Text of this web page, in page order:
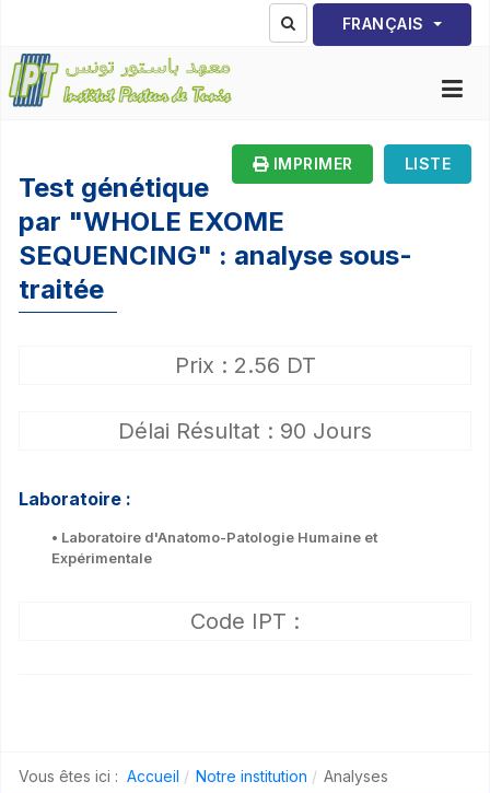
Sélectionnez votre
FRANÇAIS
LISTE
IMPRIMER
Test génétique
par "WHOLE EXOME
SEQUENCING" : analyse sous-
traitée
Prix : 2.56 DT
Délai Résultat : 90 Jours
Laboratoire :
• Laboratoire d'Anatomo-Patologie Humaine et
Expérimentale
Code IPT :
Vous êtes ici : Accueil Notre institution Analyses